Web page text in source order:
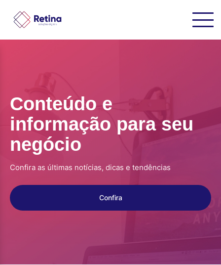
Conteúdo e
informação para seu
negócio
Confira as últimas notícias, dicas e tendências
Confira